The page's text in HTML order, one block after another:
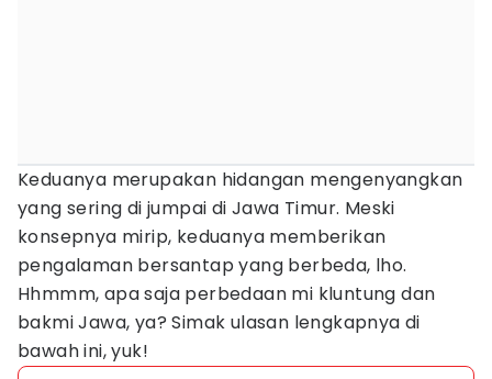
Keduanya merupakan hidangan mengenyangkan
yang sering di jumpai di Jawa Timur. Meski
konsepnya mirip, keduanya memberikan
pengalaman bersantap yang berbeda, lho.
Hhmmm, apa saja perbedaan mi kluntung dan
bakmi Jawa, ya? Simak ulasan lengkapnya di
bawah ini, yuk!